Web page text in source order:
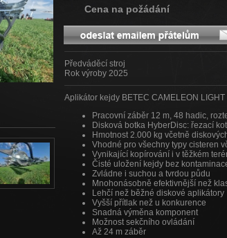
Cena na požádání
Předváděcí stroj
Rok výroby 2025
Aplikátor kejdy BETEC CAMELEON
Pracovní záběr 12 m, 48 hadic,
Disková botka HyberDisc: řezací
Hmotnost 2.000 kg včetně
Vhodné pro všechny typy cisteren
Vynikající kopírování i v těžkém
Čisté uložení kejdy bez
Zvládne i suchou a tvrdou půdu
Mnohonásobně efektivnější než
Lehčí než běžné diskové aplikátory
Vyšší přítlak než u konkurence
Snadná výměna komponent
Možnost sekčního ovládání
Až 24 m záběr